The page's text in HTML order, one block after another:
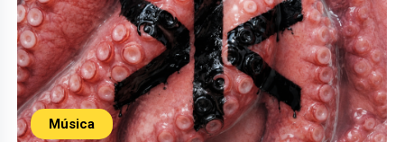
Música